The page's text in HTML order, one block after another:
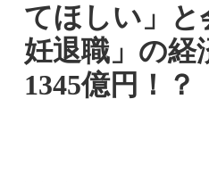
てほしい」
妊退職」の経
1345億円！？